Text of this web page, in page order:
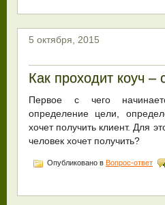
5 октября, 2015
Как проходит коуч –
Первое с чего
определение цели,
хочет получить клиент. Для
человек хочет получить?
Опубликовано в Вопрос-ответ